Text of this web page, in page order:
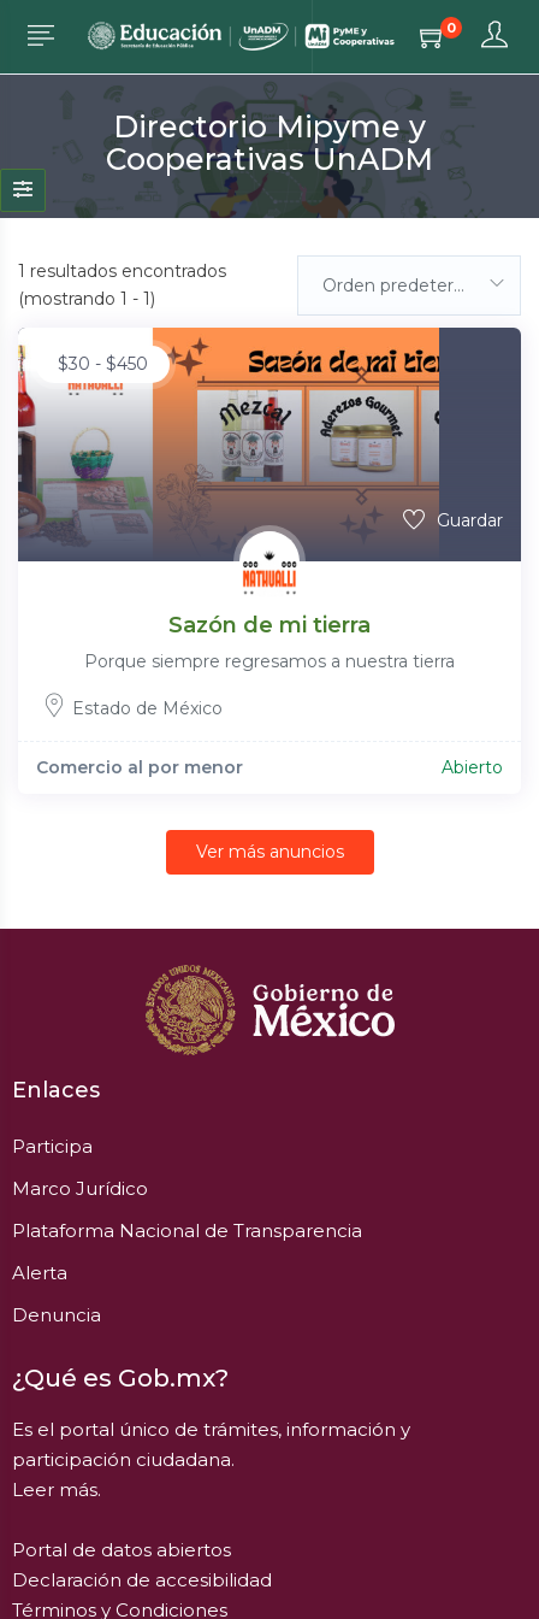
0
Directorio Mipyme y
Cooperativas UnADM
1 resultados encontrados
(mostrando 1 - 1)
Orden predeterminada
$30 - $450
Guardar
Sazón de mi tierra
Porque siempre regresamos a nuestra tierra
Estado de México
Comercio al por menor Abierto
Ver más anuncios
Enlaces
Participa
Marco Jurídico
Plataforma Nacional de Transparencia
Alerta
Denuncia
¿Qué es Gob.mx?
Es el portal único de trámites, información y
participación ciudadana.
Leer más.
Portal de datos abiertos
Declaración de accesibilidad
Términos y Condiciones